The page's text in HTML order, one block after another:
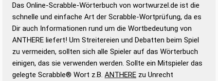
Wortwurzel liefert mit Hilfe eines semantischen
Wortanalyse-Algorithmus gute Anhaltspunkte zu
Wortbedeutung, Worttrennung und Wortform, um die
Gültigkeit eines Wortes für das Scrabble-Spiel zu
bestimmen!
zugelassene Turnier Scrabble-
Wörterbücher sind:
Das Online-Scrabble-Wörterbuch von wortwurzel.de ist die
schnelle und einfache Art der Scrabble-Wortprüfung, da es
Dir auch Informationen rund um die Wortbedeutung von
ANTHERE liefert! Um Streitereien und Debatten beim Spiel
zu vermeiden, sollten sich alle Spieler auf das Wörterbuch
einigen, das sie verwenden werden. Sollte ein Mitspieler das
gelegte Scrabble® Wort z.B. ANTHERE zu Unrecht